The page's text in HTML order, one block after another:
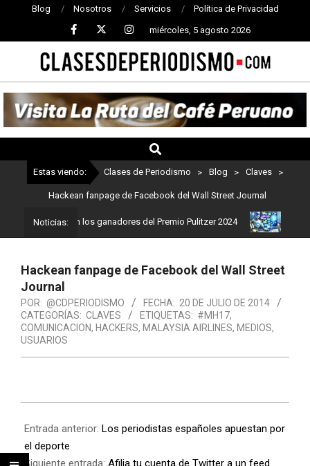
Blog Nosotros Servicios Política de Privacidad
miércoles, 5 agosto 2026
CLASES
DE
PERIODISMO
Estas viendo: Clases de Periodismo > Blog > Claves >
Hackean fanpage de Facebook del Wall Street Journal
Noticias:
Estos son los ganadores del Premio Pulitzer 2024
Hackean fanpage de Facebook del Wall Street
Journal
POR: @CDPERIODISMO FECHA: 20 DE JULIO DE 2014
CATEGORÍAS: CLAVES ETIQUETAS: #MH17,
COMUNICACION, HACKERS, MALAYSIA AIRLINES, MEDIOS,
USUARIOS
Entrada anterior: Los periodistas españoles apuestan por
el deporte
Siguiente entrada: Afilia tu cuenta de Twitter a un feed